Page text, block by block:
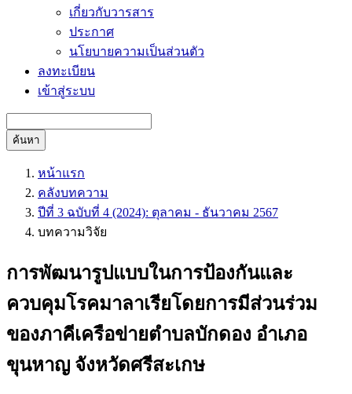
เกี่ยวกับวารสาร
ประกาศ
นโยบายความเป็นส่วนตัว
ลงทะเบียน
เข้าสู่ระบบ
ค้นหา
หน้าแรก
คลังบทความ
ปีที่ 3 ฉบับที่ 4 (2024): ตุลาคม - ธันวาคม 2567
บทความวิจัย
การพัฒนารูปแบบในการป้องกันและ
ควบคุมโรคมาลาเรียโดยการมีส่วนร่วม
ของภาคีเครือข่ายตำบลบักดอง อำเภอ
ขุนหาญ จังหวัดศรีสะเกษ